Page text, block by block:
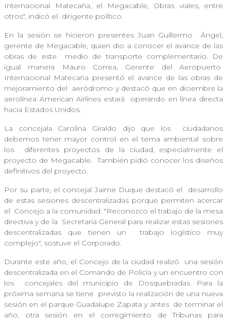
Internacional Matecaña, el Megacable, Obras viales, entre
otros", indicó el dirigente político.
En la sesión se hicieron presentes Juan Guillermo
Ángel,
gerente de Megacable, quien dio a conocer el avance de las
obras de este
medio de transporte complementario. De
igual manera Mauro Correa, Gerente del Aeropuerto
Internacional Matecaña presentó el avance de las obras de
mejoramiento del
aeródromo y destacó que en diciembre la
aerolínea American Airlines estará
operando en línea directa
hacia Estados Unidos.
La concejala Carolina Giraldo dijo que los
ciudadanos
debemos tener mayor control en el tema ambiental sobre
los
diferentes proyectos de la ciudad, especialmente el
proyecto de Megacable. También pidió conocer los diseños
definitivos del proyecto.
Por su parte, el concejal Jaime Duque destacó el
desarrollo
de estas sesiones descentralizadas porque permiten acercar
el Concejo a la comunidad. "Reconozco el trabajo de la mesa
directiva y de la Secretaría General para realizar estas sesiones
descentralizadas que tienen un
trabajo logístico muy
complejo", sostuve el Corporado.
Durante este año, el Concejo de la ciudad realizó
una sesión
descentralizada en el Comando de Policía y un encuentro con
los
concejales del municipio de Dosquebradas. Para la
próxima semana se tiene
previsto la realización de una nueva
sesión en el parque Guadalupe Zapata y antes de terminar el
año, otra sesión en el corregimiento de Tribunas para